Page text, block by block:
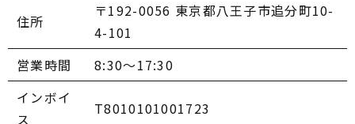
住所
〒192-0056 東京都八王子市追分町10-
4-101
営業時間
8:30～17:30
インボイ
ス
T8010101001723